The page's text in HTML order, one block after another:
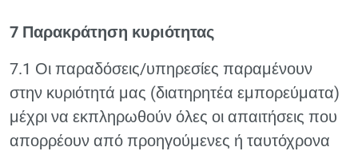
7 Παρακράτηση κυριότητας
7.1 Οι παραδόσεις/υπηρεσίες παραμένουν
στην κυριότητά μας (διατηρητέα εμπορεύματα)
μέχρι να εκπληρωθούν όλες οι απαιτήσεις που
απορρέουν από προηγούμενες ή ταυτόχρονα